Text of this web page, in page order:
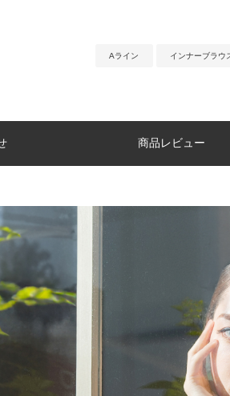
Aライン インナーブラウ
商品レビュー